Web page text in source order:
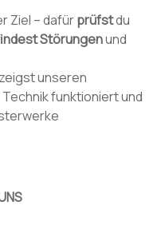
Ziel – dafürprüfstdu
Störungenund
unseren
funktioniert und